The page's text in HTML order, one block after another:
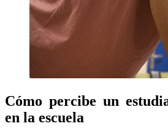
Cómo percibe un
en la escuela